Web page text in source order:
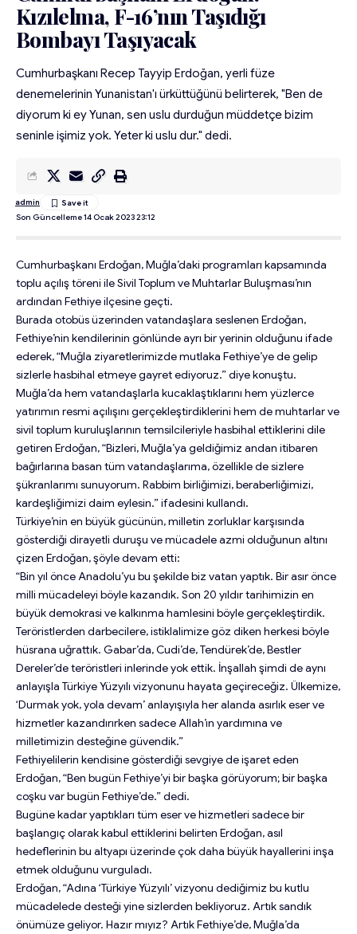
Kızılelma, F-16’nın Taşıdığı
Bombayı Taşıyacak
Cumhurbaşkanı Recep Tayyip Erdoğan, yerli füze
denemelerinin Yunanistan'ı ürküttüğünü belirterek, "Ben de
diyorum ki ey Yunan, sen uslu durduğun müddetçe bizim
seninle işimiz yok. Yeter ki uslu dur." dedi.
Son Güncelleme 14 Ocak 2023 23:12
admin
Cumhurbaşkanı Erdoğan, Muğla’daki programları kapsamında
toplu açılış töreni ile Sivil Toplum ve Muhtarlar Buluşması’nın
ardından Fethiye ilçesine geçti.
Burada otobüs üzerinden vatandaşlara seslenen Erdoğan,
Fethiye’nin kendilerinin gönlünde ayrı bir yerinin olduğunu ifade
ederek, “Muğla ziyaretlerimizde mutlaka Fethiye’ye de gelip
sizlerle hasbihal etmeye gayret ediyoruz.” diye konuştu.
Muğla’da hem vatandaşlarla kucaklaştıklarını hem yüzlerce
yatırımın resmi açılışını gerçekleştirdiklerini hem de muhtarlar ve
sivil toplum kuruluşlarının temsilcileriyle hasbihal ettiklerini dile
getiren Erdoğan, “Bizleri, Muğla’ya geldiğimiz andan itibaren
bağırlarına basan tüm vatandaşlarıma, özellikle de sizlere
şükranlarımı sunuyorum. Rabbim birliğimizi, beraberliğimizi,
kardeşliğimizi daim eylesin.” ifadesini kullandı.
Türkiye’nin en büyük gücünün, milletin zorluklar karşısında
gösterdiği dirayetli duruşu ve mücadele azmi olduğunun altını
çizen Erdoğan, şöyle devam etti:
“Bin yıl önce Anadolu’yu bu şekilde biz vatan yaptık. Bir asır önce
milli mücadeleyi böyle kazandık. Son 20 yıldır tarihimizin en
büyük demokrasi ve kalkınma hamlesini böyle gerçekleştirdik.
Teröristlerden darbecilere, istiklalimize göz diken herkesi böyle
hüsrana uğrattık. Gabar’da, Cudi’de, Tendürek’de, Bestler
Dereler’de teröristleri inlerinde yok ettik. İnşallah şimdi de aynı
anlayışla Türkiye Yüzyılı vizyonunu hayata geçireceğiz. Ülkemize,
‘Durmak yok, yola devam’ anlayışıyla her alanda asırlık eser ve
hizmetler kazandırırken sadece Allah’ın yardımına ve
milletimizin desteğine güvendik.”
Fethiyelilerin kendisine gösterdiği sevgiye de işaret eden
Erdoğan, “Ben bugün Fethiye’yi bir başka görüyorum; bir başka
coşku var bugün Fethiye’de.” dedi.
Bugüne kadar yaptıkları tüm eser ve hizmetleri sadece bir
başlangıç olarak kabul ettiklerini belirten Erdoğan, asıl
hedeflerinin bu altyapı üzerinde çok daha büyük hayallerini inşa
etmek olduğunu vurguladı.
Erdoğan, “Adına ‘Türkiye Yüzyılı’ vizyonu dediğimiz bu kutlu
mücadelede desteği yine sizlerden bekliyoruz. Artık sandık
önümüze geliyor. Hazır mıyız? Artık Fethiye’de, Muğla’da